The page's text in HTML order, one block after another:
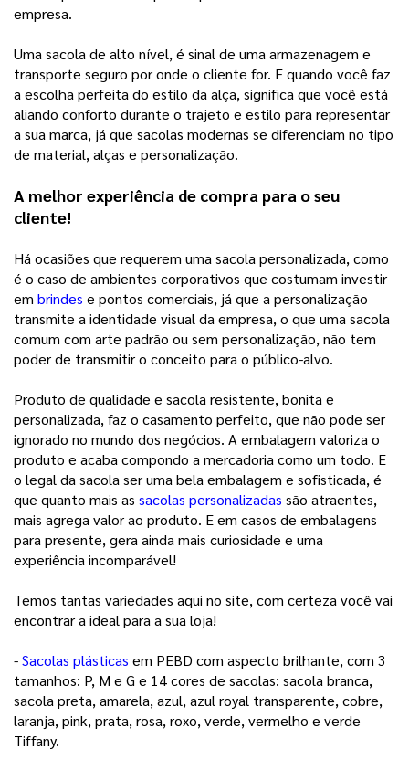
empresa.
Uma sacola de alto nível, é sinal de uma armazenagem e
transporte seguro por onde o cliente for. E quando você faz
a escolha perfeita do estilo da alça, significa que você está
aliando conforto durante o trajeto e estilo para representar
a sua marca, já que sacolas modernas se diferenciam no tipo
de material, alças e personalização.
A melhor experiência de compra para o seu
cliente!
Há ocasiões que requerem uma sacola personalizada, como
é o caso de ambientes corporativos que costumam investir
em brindes e pontos comerciais, já que a personalização
transmite a identidade visual da empresa, o que uma sacola
comum com arte padrão ou sem personalização, não tem
poder de transmitir o conceito para o público-alvo.
Produto de qualidade e sacola resistente, bonita e
personalizada, faz o casamento perfeito, que não pode ser
ignorado no mundo dos negócios. A embalagem valoriza o
produto e acaba compondo a mercadoria como um todo. E
o legal da sacola ser uma bela embalagem e sofisticada, é
que quanto mais as sacolas personalizadas são atraentes,
mais agrega valor ao produto. E em casos de embalagens
para presente, gera ainda mais curiosidade e uma
experiência incomparável!
Temos tantas variedades aqui no site, com certeza você vai
encontrar a ideal para a sua loja!
- Sacolas plásticas em PEBD com aspecto brilhante, com 3
tamanhos: P, M e G e 14 cores de sacolas: sacola branca,
sacola preta, amarela, azul, azul royal transparente, cobre,
laranja, pink, prata, rosa, roxo, verde, vermelho e verde
Tiffany.